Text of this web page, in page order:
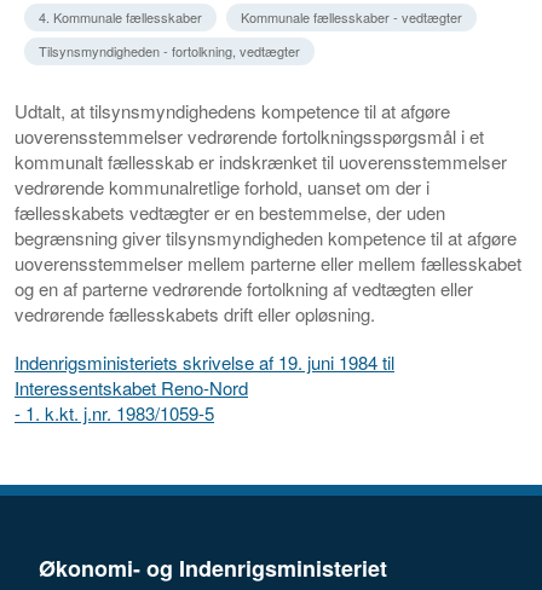
4. Kommunale fællesskaber
Kommunale fællesskaber - vedtægter
Tilsynsmyndigheden - fortolkning, vedtægter
Udtalt, at tilsynsmyndighedens kompetence til at afgøre
uoverensstemmelser vedrørende fortolkningsspørgsmål i et
kommunalt fællesskab er indskrænket til uoverensstemmelser
vedrørende kommunalretlige forhold, uanset om der i
fællesskabets vedtægter er en bestemmelse, der uden
begrænsning giver tilsynsmyndigheden kompetence til at afgøre
uoverensstemmelser mellem parterne eller mellem fællesskabet
og en af parterne vedrørende fortolkning af vedtægten eller
vedrørende fællesskabets drift eller opløsning.
Indenrigsministeriets skrivelse af 19. juni 1984 til
Interessentskabet Reno-Nord
- 1. k.kt. j.nr. 1983/1059-5
Økonomi- og Indenrigsministeriet